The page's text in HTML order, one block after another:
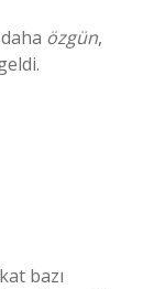
özgün,
bazı